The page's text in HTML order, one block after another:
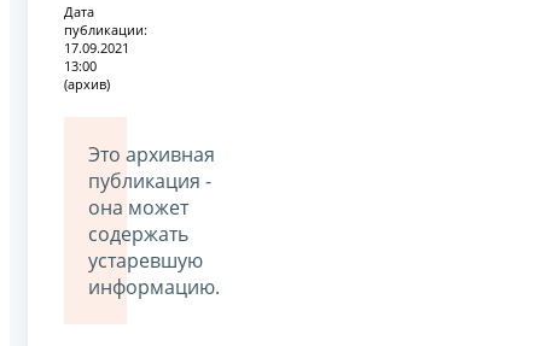
Дата
публикации:
17.09.2021
13:00
(архив)
Это архивная
публикация -
она может
содержать
устаревшую
информацию.